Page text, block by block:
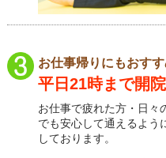
お仕事帰りにもおす
平日21時まで開院
お仕事で疲れた方・日々
でも安心して通えるよう
しております。